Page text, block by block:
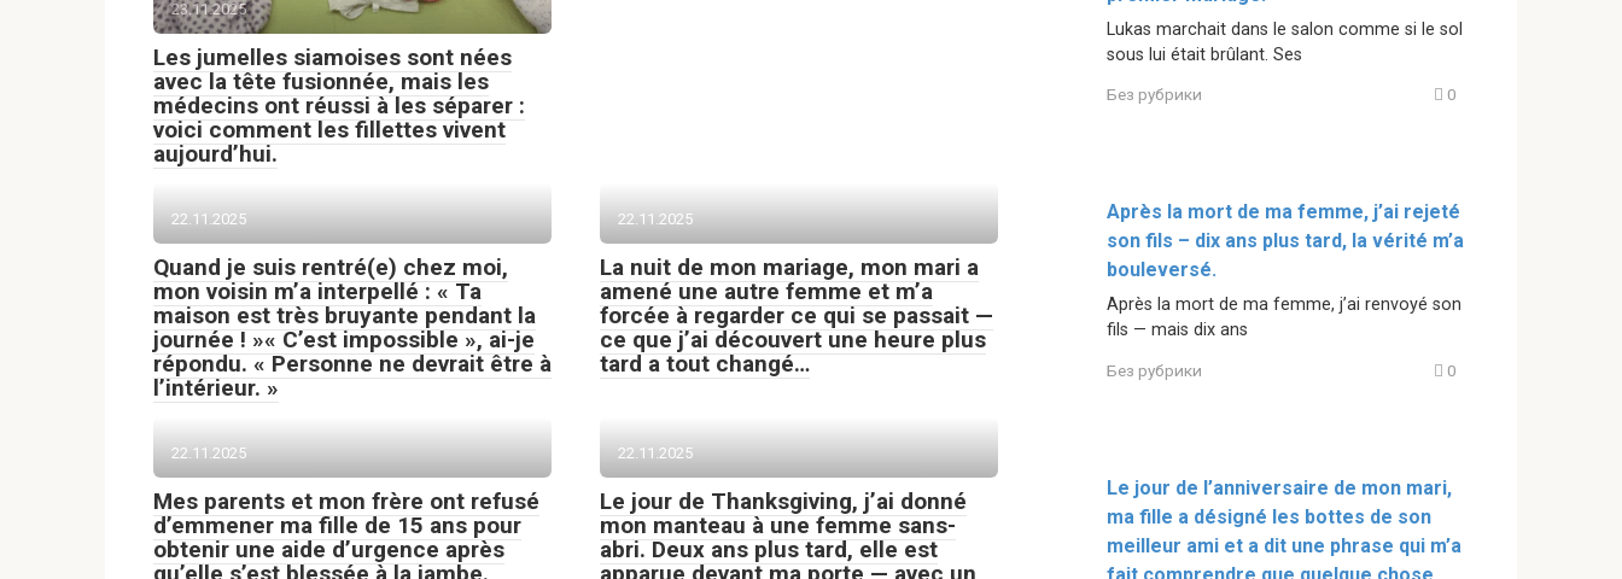
23.11.2025
Les jumelles siamoises sont nées
avec la tête fusionnée, mais les
médecins ont réussi à les séparer :
voici comment les fillettes vivent
aujourd’hui.
22.11.2025
Quand je suis rentré(e) chez moi,
mon voisin m’a interpellé : « Ta
maison est très bruyante pendant la
journée ! »« C’est impossible », ai-je
répondu. « Personne ne devrait être à
l’intérieur. »
22.11.2025
La nuit de mon mariage, mon mari a
amené une autre femme et m’a
forcée à regarder ce qui se passait —
ce que j’ai découvert une heure plus
tard a tout changé…
22.11.2025
Mes parents et mon frère ont refusé
d’emmener ma fille de 15 ans pour
obtenir une aide d’urgence après
22.11.2025
Le jour de Thanksgiving, j’ai donné
mon manteau à une femme sans-
abri. Deux ans plus tard, elle est
Lukas marchait dans le salon comme si le sol
sous lui était brûlant. Ses
Без рубрики 0
Après la mort de ma femme, j’ai rejeté
son fils – dix ans plus tard, la vérité m’a
bouleversé.
Après la mort de ma femme, j’ai renvoyé son
fils — mais dix ans
Без рубрики 0
Le jour de l’anniversaire de mon mari,
ma fille a désigné les bottes de son
meilleur ami et a dit une phrase qui m’a